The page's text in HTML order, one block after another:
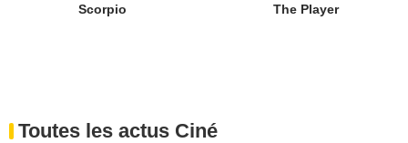
Scorpio The Player
Toutes les actus Ciné